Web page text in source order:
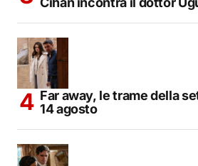
Far away, le trame della
14 agosto